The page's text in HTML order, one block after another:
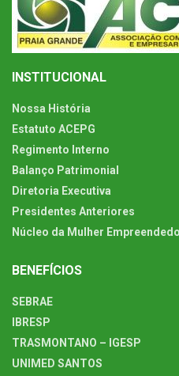
INSTITUCIONAL
Nossa História
Estatuto ACEPG
Regimento Interno
Balanço Patrimonial
Diretoria Executiva
Presidentes Anteriores
Núcleo da Mulher
BENEFÍCIOS
SEBRAE
IBRESP
TRASMONTANO – IGESP
UNIMED SANTOS